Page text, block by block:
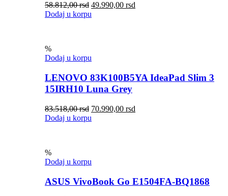
58.812,00rsd 49.990,00 rsd
Dodaj u korpu
%
Dodaj u korpu
LENOVO 83K100B5YA IdeaPad Slim 3
15IRH10 Luna Grey
83.518,00rsd 70.990,00 rsd
Dodaj u korpu
%
Dodaj u korpu
ASUS VivoBook Go E1504FA-BQ1868